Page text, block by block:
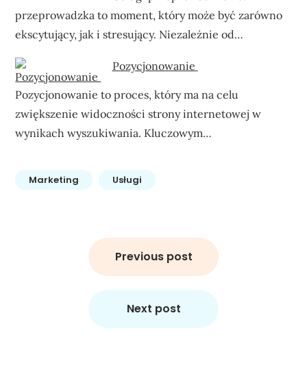
przeprowadzka to moment, który może być zarówno
ekscytujący, jak i stresujący. Niezależnie od…
Pozycjonowanie
Pozycjonowanie to proces, który ma na celu
zwiększenie widoczności strony internetowej w
wynikach wyszukiwania. Kluczowym…
Marketing Usługi
Previous post
Next post